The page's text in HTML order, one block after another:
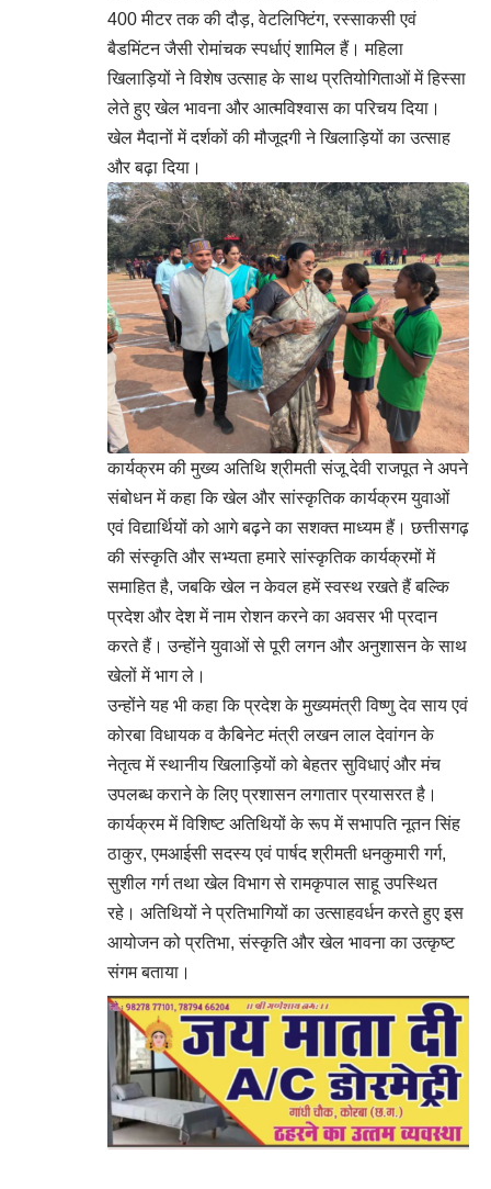
400 मीटर तक की दौड़, वेटलिफ्टिंग, रस्साकसी एवं
बैडमिंटन जैसी रोमांचक स्पर्धाएं शामिल हैं। महिला
खिलाड़ियों ने विशेष उत्साह के साथ प्रतियोगिताओं में हिस्सा
लेते हुए खेल भावना और आत्मविश्वास का परिचय दिया।
खेल मैदानों में दर्शकों की मौजूदगी ने खिलाड़ियों का उत्साह
और बढ़ा दिया।
कार्यक्रम की मुख्य अतिथि श्रीमती संजू देवी राजपूत ने अपने
संबोधन में कहा कि खेल और सांस्कृतिक कार्यक्रम युवाओं
एवं विद्यार्थियों को आगे बढ़ने का सशक्त माध्यम हैं। छत्तीसगढ़
की संस्कृति और सभ्यता हमारे सांस्कृतिक कार्यक्रमों में
समाहित है, जबकि खेल न केवल हमें स्वस्थ रखते हैं बल्कि
प्रदेश और देश में नाम रोशन करने का अवसर भी प्रदान
करते हैं। उन्होंने युवाओं से पूरी लगन और अनुशासन के साथ
खेलों में भाग ले।
उन्होंने यह भी कहा कि प्रदेश के मुख्यमंत्री विष्णु देव साय एवं
कोरबा विधायक व कैबिनेट मंत्री लखन लाल देवांगन के
नेतृत्व में स्थानीय खिलाड़ियों को बेहतर सुविधाएं और मंच
उपलब्ध कराने के लिए प्रशासन लगातार प्रयासरत है।
कार्यक्रम में विशिष्ट अतिथियों के रूप में सभापति नूतन सिंह
ठाकुर, एमआईसी सदस्य एवं पार्षद श्रीमती धनकुमारी गर्ग,
सुशील गर्ग तथा खेल विभाग से रामकृपाल साहू उपस्थित
रहे। अतिथियों ने प्रतिभागियों का उत्साहवर्धन करते हुए इस
आयोजन को प्रतिभा, संस्कृति और खेल भावना का उत्कृष्ट
संगम बताया।